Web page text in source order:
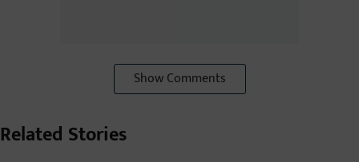
Show Comments
Related Stories